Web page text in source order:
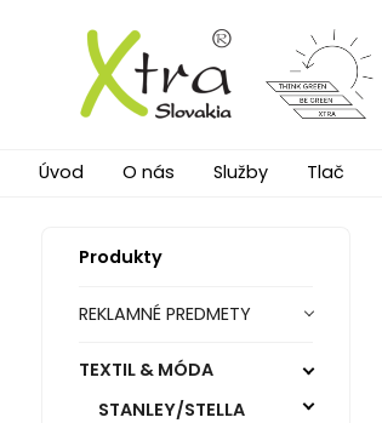
Úvod O nás Služby Tlač
Produkty
REKLAMNÉ PREDMETY
TEXTIL & MÓDA
STANLEY/STELLA